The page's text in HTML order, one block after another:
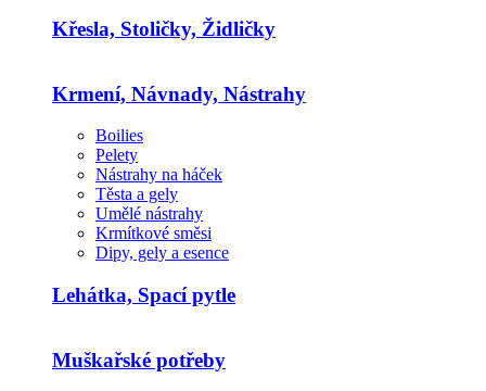
Křesla, Stoličky, Židličky
Krmení, Návnady, Nástrahy
Boilies
Pelety
Nástrahy na háček
Těsta a gely
Umělé nástrahy
Krmítkové směsi
Dipy, gely a esence
Lehátka, Spací pytle
Muškařské potřeby